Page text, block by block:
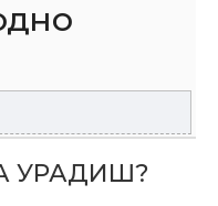
УРАДИШ?